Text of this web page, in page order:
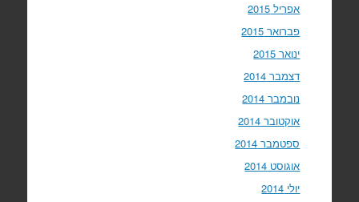
אפריל 2015
פברואר 2015
ינואר 2015
דצמבר 2014
נובמבר 2014
אוקטובר 2014
ספטמבר 2014
אוגוסט 2014
יולי 2014